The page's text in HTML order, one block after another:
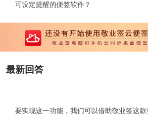
可设定提醒的便签软件？
最新回答
要实现这一功能，我们可以借助敬业签这